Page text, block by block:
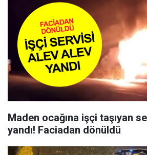
Maden ocağına işçi taşıyan
yandı! Faciadan dönüldü